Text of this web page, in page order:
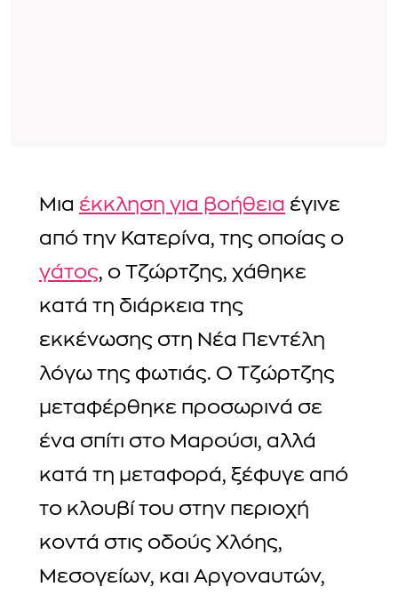
Μια έκκληση για βοήθεια έγινε
από την Κατερίνα, της οποίας ο
γάτος, ο Τζώρτζης, χάθηκε
κατά τη διάρκεια της
εκκένωσης στη Νέα Πεντέλη
λόγω της φωτιάς. Ο Τζώρτζης
μεταφέρθηκε προσωρινά σε
ένα σπίτι στο Μαρούσι, αλλά
κατά τη μεταφορά, ξέφυγε από
το κλουβί του στην περιοχή
κοντά στις οδούς Χλόης,
Μεσογείων, και Αργοναυτών,